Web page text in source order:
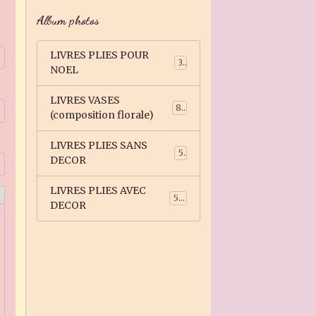
Album photos
LIVRES PLIES POUR
NOEL
3
LIVRES VASES
(composition florale)
81
LIVRES PLIES SANS
DECOR
5
LIVRES PLIES AVEC
DECOR
59